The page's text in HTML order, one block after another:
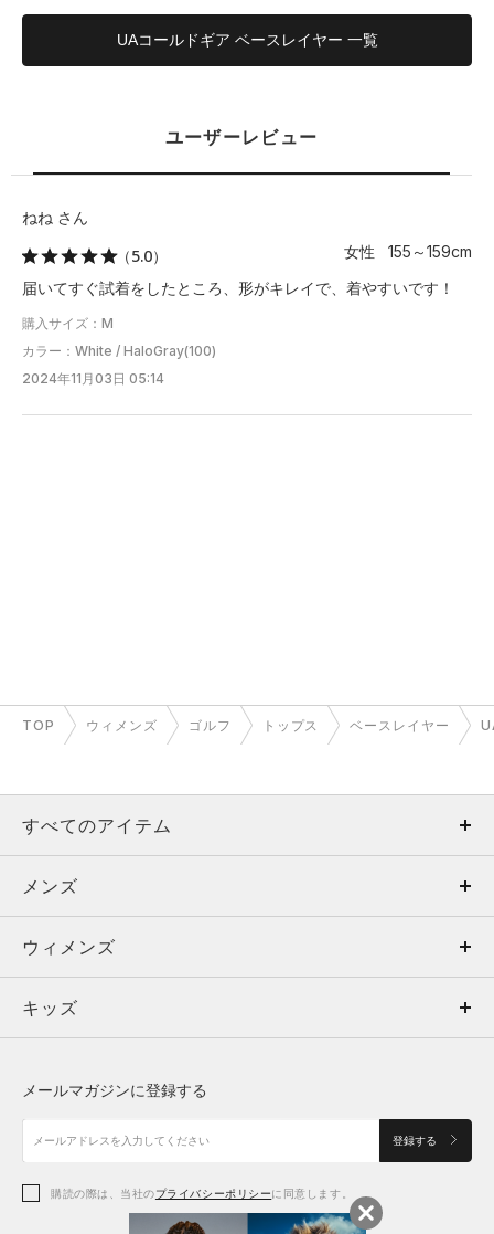
UAコールドギア ベースレイヤー 一覧
ユーザーレビュー
ねね さん
（5.0）
女性 155～159cm
届いてすぐ試着をしたところ、形がキレイで、着やすいです！
購入サイズ：M
カラー：White / HaloGray(100)
2024年11月03日 05:14
TOP ウィメンズ ゴルフ トップス ベースレイヤー
すべてのアイテム
メンズ
ウィメンズ
キッズ
アクセサリー
メンズ
トップス
ボトムス
アクセサリー
ウィメンズ
トップス
シューズ
アクセサリー
キッズ
シューズ
メールマガジンに登録する
登録する
購読の際は、当社のプライバシーポリシーに同意します。